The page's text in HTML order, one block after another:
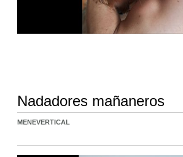
Nadadores mañaneros
MENEVERTICAL